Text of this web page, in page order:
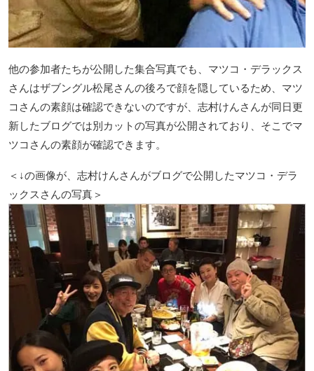
他の参加者たちが公開した集合写真でも、マツコ・デラックス
さんはザブングル松尾さんの後ろで顔を隠しているため、マツ
コさんの素顔は確認できないのですが、志村けんさんが同日更
新したブログでは別カットの写真が公開されており、そこでマ
ツコさんの素顔が確認できます。
＜↓の画像が、志村けんさんがブログで公開したマツコ・デラ
ックスさんの写真＞